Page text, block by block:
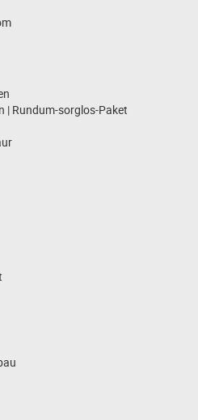
| Rundum-sorglos-Paket